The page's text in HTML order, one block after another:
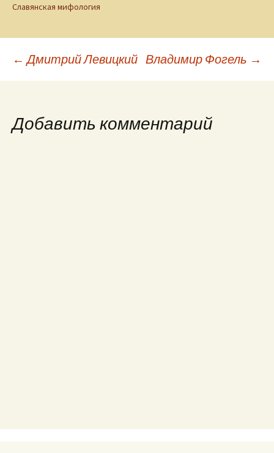
Славянская мифология
Навигация
записям
← Дмитрий Левицкий Владимир Фогель →
Добавить комментарий